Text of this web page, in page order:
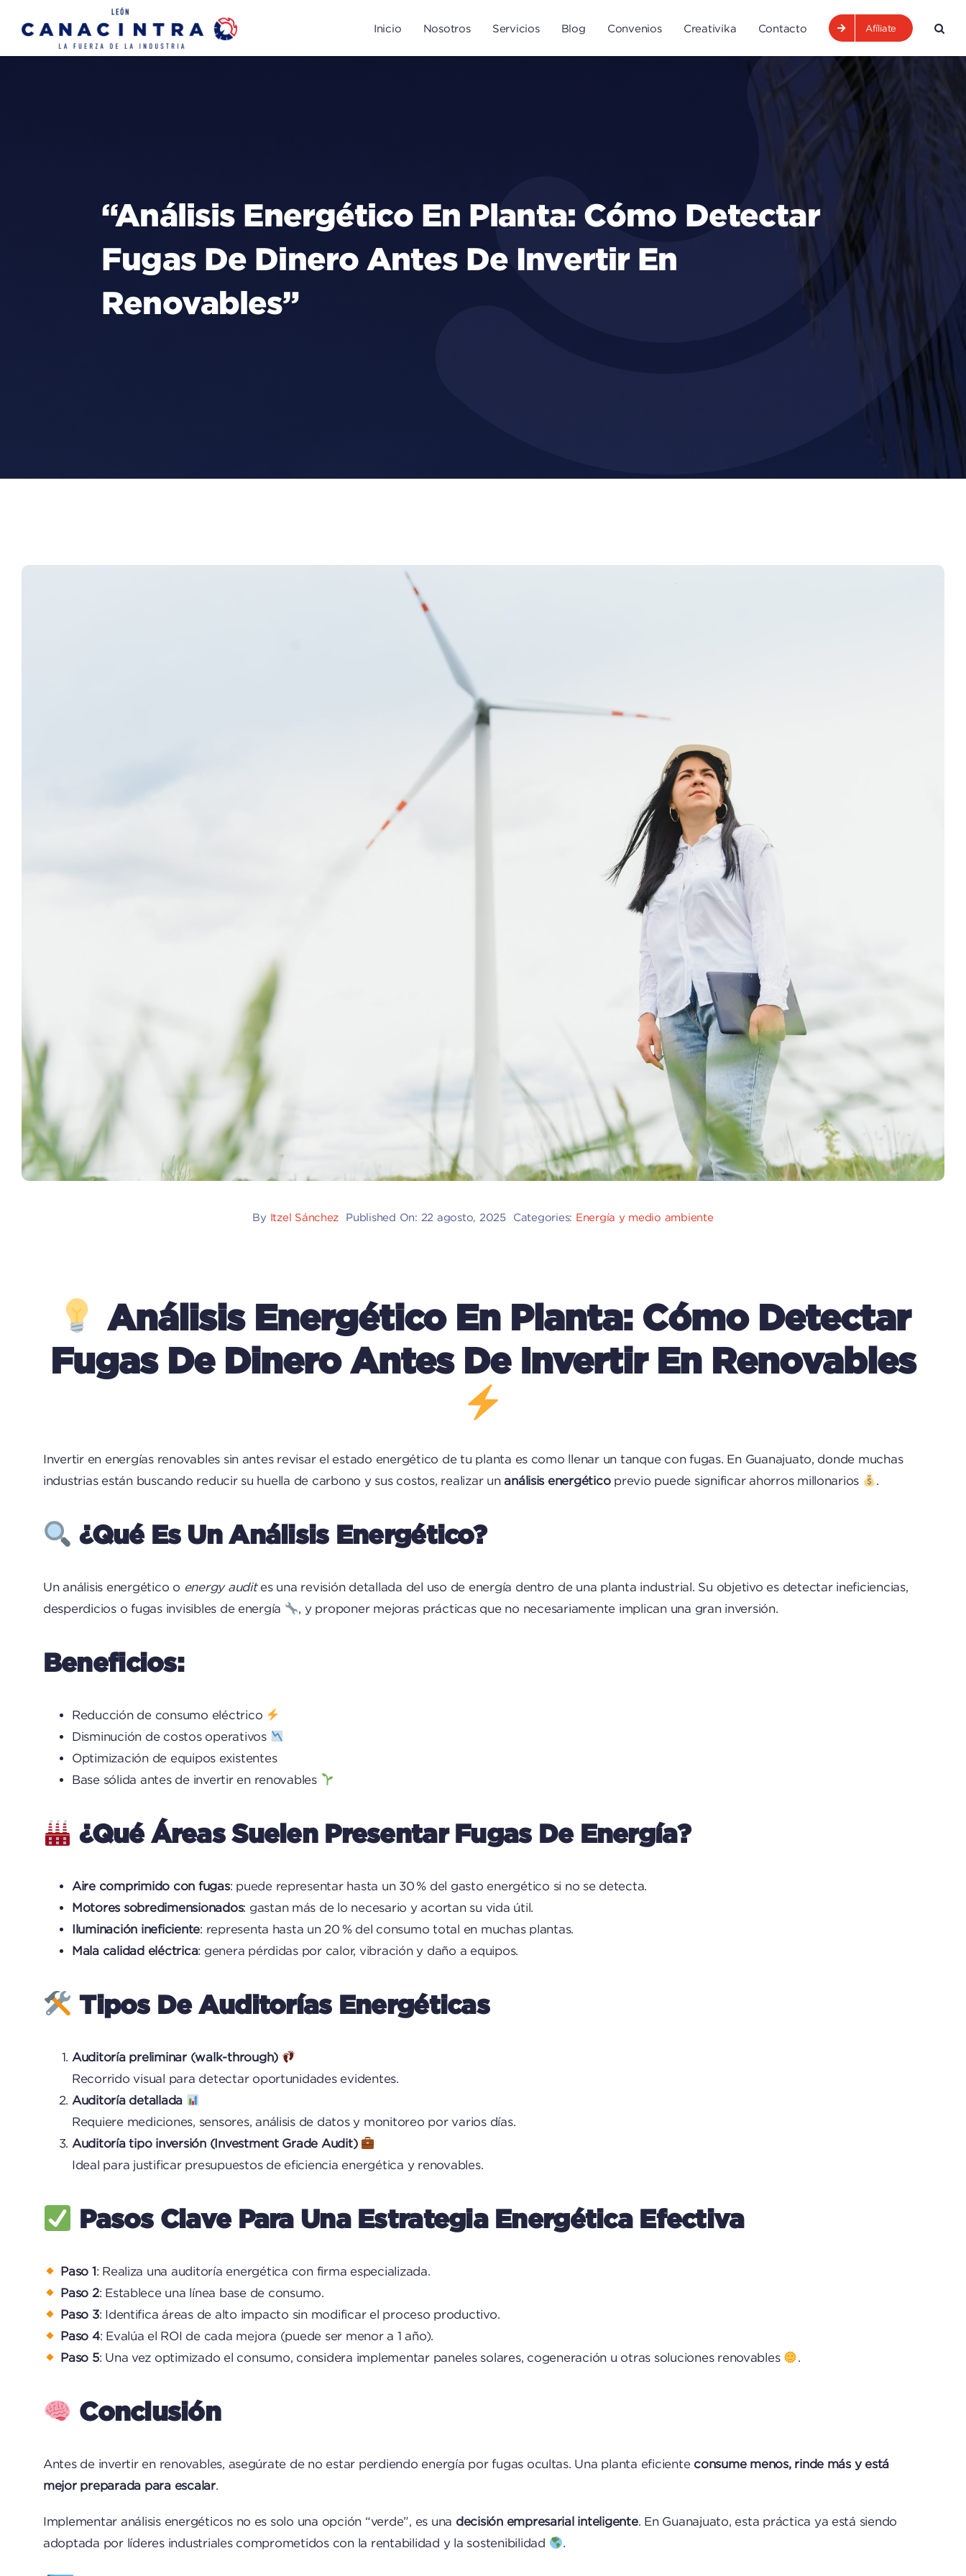
content
Inicio Nosotros Servicios Blog Convenios Creativika Contacto Afíliate
“Análisis Energético En Planta: Cómo Detectar
Fugas De Dinero Antes De Invertir En
Renovables”
By Itzel Sánchez Published On: 22 agosto, 2025 Categories: Energía y medio ambiente
Análisis Energético En Planta: Cómo Detectar
Fugas De Dinero Antes De Invertir En Renovables
Invertir en energías renovables sin antes revisar el estado energético de tu planta es como llenar un tanque con fugas. En Guanajuato, donde muchas
industrias están buscando reducir su huella de carbono y sus costos, realizar un análisis energéticoprevio puede significar ahorros millonarios .
¿Qué Es Un Análisis Energético?
Un análisis energético o energy audites una revisión detallada del uso de energía dentro de una planta industrial. Su objetivo es detectar ineficiencias,
desperdicios o fugas invisibles de energía
, y proponer mejoras prácticas que no necesariamente implican una gran inversión.
Beneficios:
Reducción de consumo eléctrico
Disminución de costos operativos
Optimización de equipos existentes
Base sólida antes de invertir en renovables
¿Qué Áreas Suelen Presentar Fugas De Energía?
Aire comprimido con fugas: puede representar hasta un 30 % del gasto energético si no se detecta.
Motores sobredimensionados: gastan más de lo necesario y acortan su vida útil.
Iluminación ineficiente: representa hasta un 20 % del consumo total en muchas plantas.
Mala calidad eléctrica: genera pérdidas por calor, vibración y daño a equipos.
Tipos De Auditorías Energéticas
Auditoría preliminar (walk-through)
Recorrido visual para detectar oportunidades evidentes.
Auditoría detallada
Requiere mediciones, sensores, análisis de datos y monitoreo por varios días.
Auditoría tipo inversión (Investment Grade Audit)
Ideal para justificar presupuestos de eficiencia energética y renovables.
Pasos Clave Para Una Estrategia Energética Efectiva
Paso 1: Realiza una auditoría energética con firma especializada.
Paso 2: Establece una línea base de consumo.
Paso 3: Identifica áreas de alto impacto sin modificar el proceso productivo.
Paso 4: Evalúa el ROI de cada mejora (puede ser menor a 1 año).
Paso 5: Una vez optimizado el consumo, considera implementar paneles solares, cogeneración u otras soluciones renovables .
Conclusión
Antes de invertir en renovables, asegúrate de no estar perdiendo energía por fugas ocultas. Una planta eficiente consume menos, rinde más y está
mejor preparada para escalar.
Implementar análisis energéticos no es solo una opción “verde”, es una decisión empresarial inteligente. En Guanajuato, esta práctica ya está siendo
adoptada por líderes industriales comprometidos con la rentabilidad y la sostenibilidad
.